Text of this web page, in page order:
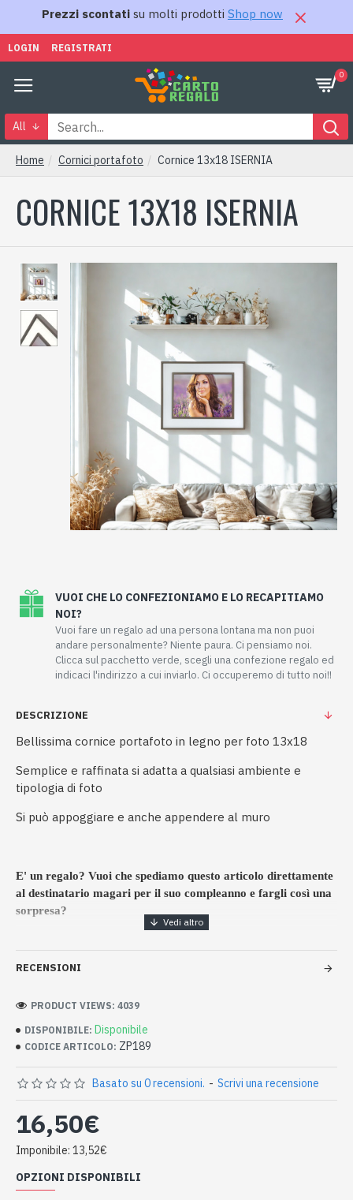
Prezzi scontati su molti prodotti Shop now
LOGIN REGISTRATI
0
All
Home Cornici portafoto Cornice 13x18 ISERNIA
CORNICE 13X18 ISERNIA
VUOI CHE LO CONFEZIONIAMO E LO RECAPITIAMO
NOI?
Vuoi fare un regalo ad una persona lontana ma non puoi
andare personalmente? Niente paura. Ci pensiamo noi.
Clicca sul pacchetto verde, scegli una confezione regalo ed
indicaci l'indirizzo a cui inviarlo. Ci occuperemo di tutto noi!!
DESCRIZIONE
Bellissima cornice portafoto in legno per foto 13x18
Semplice e raffinata si adatta a qualsiasi ambiente e
tipologia di foto
Si può appoggiare e anche appendere al muro
E' un regalo? Vuoi che spediamo questo articolo direttamente
al destinatario magari per il suo compleanno e fargli così una
sorpresa?
lavorativi.
RECENSIONI
DISPONIBILE: Disponibile
CODICE ARTICOLO: ZP189
PRODUCT VIEWS: 4039
Basato su 0 recensioni. - Scrivi una recensione
16,50€
Imponibile: 13,52€
OPZIONI DISPONIBILI